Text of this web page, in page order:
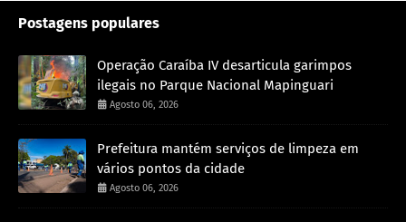
Postagens populares
Operação Caraíba IV desarticula garimpos
ilegais no Parque Nacional Mapinguari
Agosto 06, 2026
Prefeitura mantém serviços de limpeza em
vários pontos da cidade
Agosto 06, 2026